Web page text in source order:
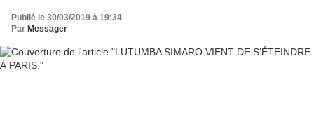
Publié le 30/03/2019 à 19:34
Par Messager